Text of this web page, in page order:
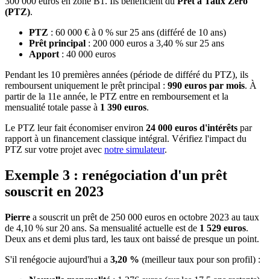
(PTZ).
PTZ : 60 000 € à 0 % sur 25 ans (différé de 10 ans)
Prêt principal : 200 000 euros a 3,40 % sur 25 ans
Apport : 40 000 euros
Pendant les 10 premières années (période de différé du PTZ), ils
remboursent uniquement le prêt principal : 990 euros par mois. À
partir de la 11e année, le PTZ entre en remboursement et la
mensualité totale passe à 1 390 euros.
Le PTZ leur fait économiser environ 24 000 euros d'intérêts par
rapport à un financement classique intégral. Vérifiez l'impact du
PTZ sur votre projet avec notre simulateur.
Exemple 3 : renégociation d'un prêt
souscrit en 2023
Pierre a souscrit un prêt de 250 000 euros en octobre 2023 au taux
de 4,10 % sur 20 ans. Sa mensualité actuelle est de 1 529 euros.
Deux ans et demi plus tard, les taux ont baissé de presque un point.
S'il renégocie aujourd'hui a 3,20 % (meilleur taux pour son profil) :